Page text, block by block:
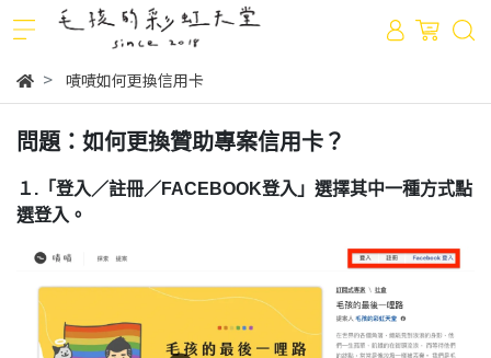
嘖嘖如何更換信用卡
問題：如何更換贊助專案信用卡？
１.「登入／註冊／FACEBOOK登入」選擇其中一種方式點
選登入。